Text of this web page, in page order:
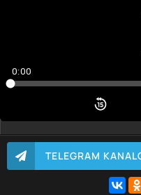
0:00
6 qism
TELEGRAM